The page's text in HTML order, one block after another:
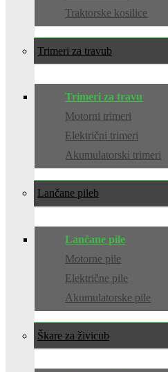
Traktorske kosilice
Trimeri za travu
Trimeri za travu
Motorni trimeri
Električni trimeri
Akumulatorski trimeri
Lančane pile
Lančane pile
Motorne pile
Električne pile
Akumulatorske pile
Škare za živicu